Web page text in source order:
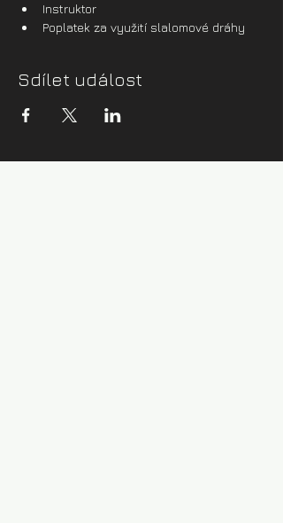
Instruktor
Poplatek za využití slalomové dráhy
Sdílet událost